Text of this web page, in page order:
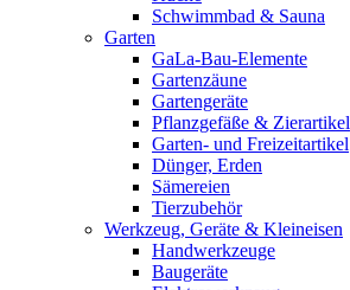
Schwimmbad & Sauna
Garten
GaLa-Bau-Elemente
Gartenzäune
Gartengeräte
Pflanzgefäße & Zierartikel
Garten- und Freizeitartikel
Dünger, Erden
Sämereien
Tierzubehör
Werkzeug, Geräte & Kleineisen
Handwerkzeuge
Baugeräte